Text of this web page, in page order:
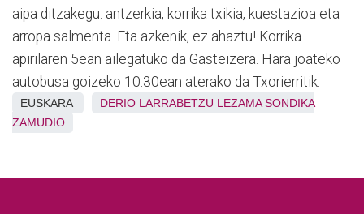
aipa ditzakegu: antzerkia, korrika txikia, kuestazioa eta
arropa salmenta. Eta azkenik, ez ahaztu! Korrika
apirilaren 5ean ailegatuko da Gasteizera. Hara joateko
autobusa goizeko 10:30ean aterako da Txorierritik.
EUSKARA DERIO LARRABETZU LEZAMA SONDIKA
ZAMUDIO